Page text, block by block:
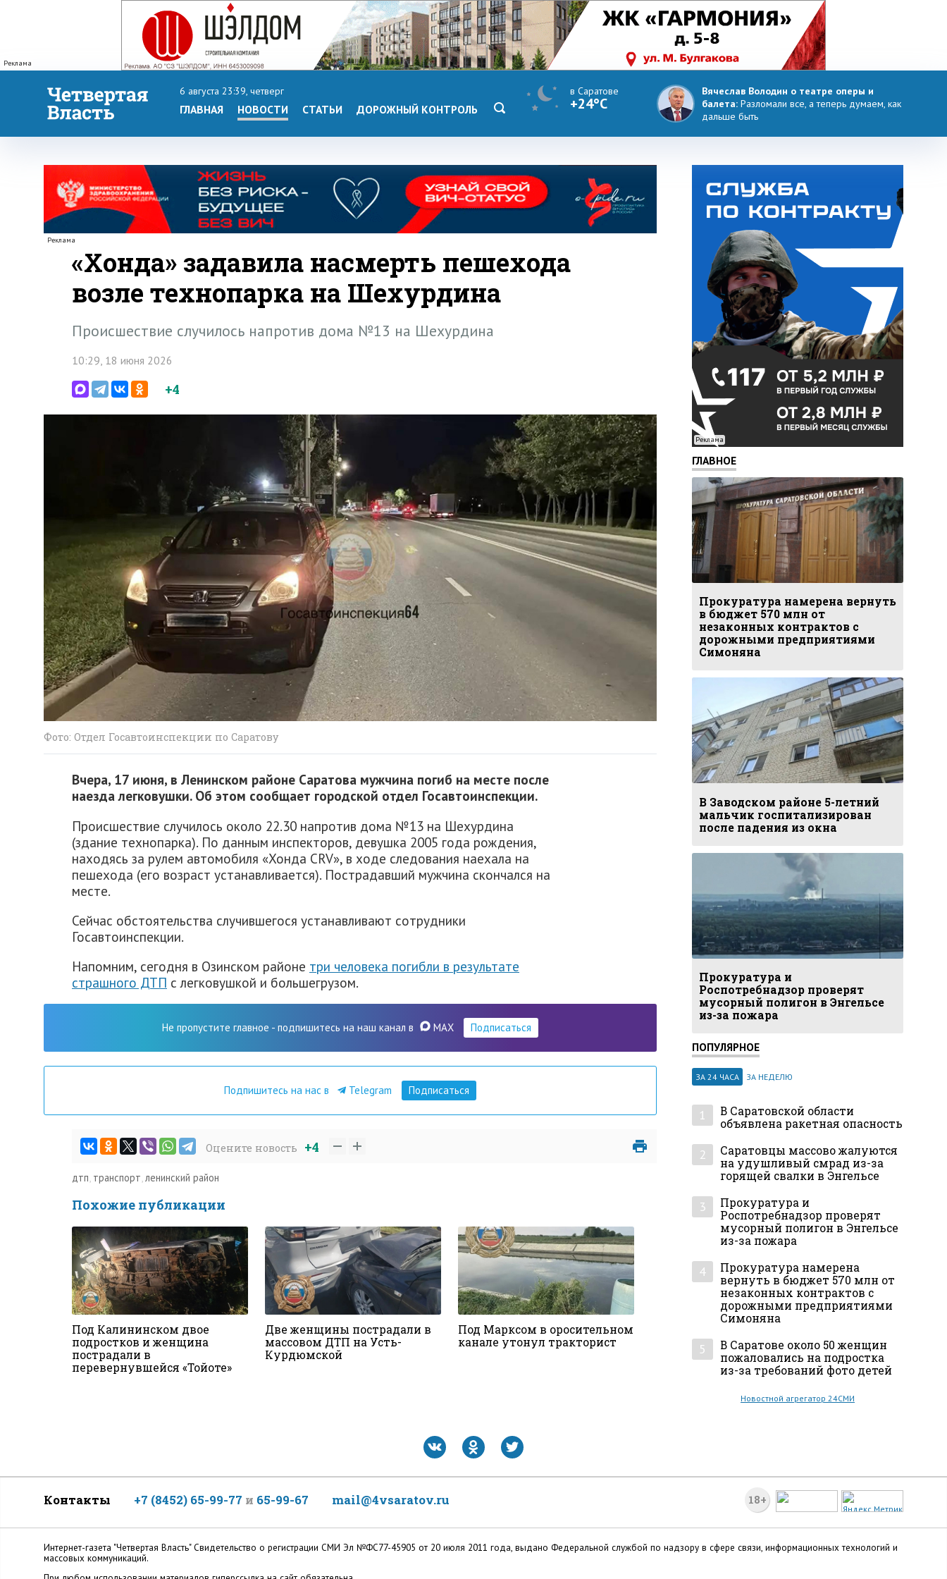
Реклама
6 августа 23:39, четверг
ГЛАВНАЯ НОВОСТИ СТАТЬИ ДОРОЖНЫЙ КОНТРОЛЬ
в Саратове
+24°C
Вячеслав Володин о театре оперы и
балета: Разломали все, а теперь думаем, как
дальше быть
Реклама
«Хонда» задавила насмерть пешехода
возле технопарка на Шехурдина
Происшествие случилось напротив дома №13 на Шехурдина
10:29, 18 июня 2026
+4
Фото: Отдел Госавтоинспекции по Саратову
Вчера, 17 июня, в Ленинском районе Саратова мужчина погиб на месте после
наезда легковушки. Об этом сообщает городской отдел Госавтоинспекции.
Происшествие случилось около 22.30 напротив дома №13 на Шехурдина
(здание технопарка). По данным инспекторов, девушка 2005 года рождения,
находясь за рулем автомобиля «Хонда CRV», в ходе следования наехала на
пешехода (его возраст устанавливается). Пострадавший мужчина скончался на
месте.
Сейчас обстоятельства случившегося устанавливают сотрудники
Госавтоинспекции.
Напомним, сегодня в Озинском районе три человека погибли в результате
страшного ДТП с легковушкой и большегрузом.
Не пропустите главное - подпишитесь на наш канал в MAX Подписаться
Подпишитесь на нас в Telegram Подписаться
Оцените новость +4
дтп, транспорт,ленинский район
Похожие публикации
Под Калининском двое
подростков и женщина
пострадали в
перевернувшейся «Тойоте»
Две женщины пострадали в
массовом ДТП на Усть-
Курдюмской
Под Марксом в оросительном
канале утонул тракторист
Реклама
ГЛАВНОЕ
Прокуратура намерена вернуть
в бюджет 570 млн от
незаконных контрактов с
дорожными предприятиями
Симоняна
В Заводском районе 5-летний
мальчик госпитализирован
после падения из окна
Прокуратура и
Роспотребнадзор проверят
мусорный полигон в Энгельсе
из-за пожара
ПОПУЛЯРНОЕ
ЗА 24 ЧАСА ЗА НЕДЕЛЮ
1
В Саратовской области
объявлена ракетная опасность
2
Саратовцы массово жалуются
на удушливый смрад из-за
горящей свалки в Энгельсе
3
Прокуратура и
Роспотребнадзор проверят
мусорный полигон в Энгельсе
из-за пожара
4
Прокуратура намерена
вернуть в бюджет 570 млн от
незаконных контрактов с
дорожными предприятиями
Симоняна
5
В Саратове около 50 женщин
пожаловались на подростка
из-за требований фото детей
Новостной агрегатор 24СМИ
18+
Контакты +7 (8452) 65-99-77 и 65-99-67 mail@4vsaratov.ru
Интернет-газета "Четвертая Власть" Cвидетельство о регистрации СМИ Эл №ФС77-45905 от 20 июля 2011 года, выдано Федеральной службой по надзору в сфере связи, информационных технологий и
массовых коммуникаций.